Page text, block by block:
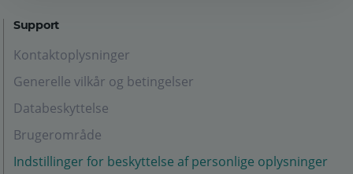
Support
Kontaktoplysninger
Generelle vilkår og betingelser
Databeskyttelse
Brugerområde
Indstillinger for beskyttelse af personlige oplysninger